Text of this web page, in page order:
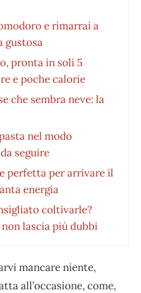
e rimarrai a
gustosa
pronta in soli 5
e poche calorie
che sembra neve: la
nel modo
seguire
perfetta per arrivare il
energia
coltivarle?
lascia più dubbi
mancare niente,
all’occasione, come,